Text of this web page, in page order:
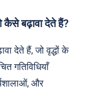
कैसे बढ़ावा देते हैं?
देते हैं, जो वृद्धों के
गतिविधियाँ
और